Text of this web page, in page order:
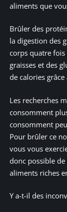
aliments que
Brûler des
la digestion des
corps quatre fois
graisses et des
de calories
Les recherches
consomment
consomment
Pour brûler ce
vous vous
donc possible
aliments riches
Y a-t-il des